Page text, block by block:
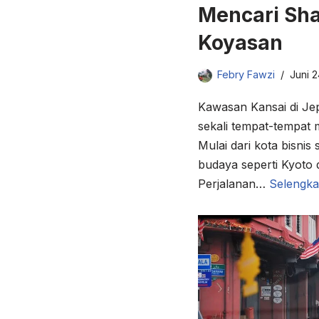
Mencari
Koyasan
Febry Fawzi Juni
Kawasan Kansai di
sekali tempat-tempat
Mulai dari kota bisnis
budaya seperti Kyoto
Perjalanan…